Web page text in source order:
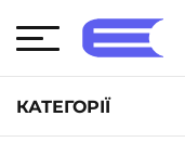
КАТЕГОРІЇ